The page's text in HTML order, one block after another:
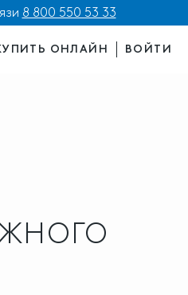
8 800 550 53 33
ОНЛАЙН ВОЙТИ